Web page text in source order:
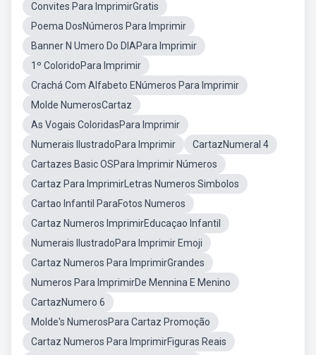
Convites Para ImprimirGratis
Poema DosNúmeros Para Imprimir
Banner N Umero Do DIAPara Imprimir
1º ColoridoPara Imprimir
Crachá Com Alfabeto ENúmeros Para Imprimir
Molde NumerosCartaz
As Vogais ColoridasPara Imprimir
Numerais IlustradoPara Imprimir
CartazNumeral 4
Cartazes Basic OSPara Imprimir Números
Cartaz Para ImprimirLetras Numeros Simbolos
Cartao Infantil ParaFotos Numeros
Cartaz Numeros ImprimirEducaçao Infantil
Numerais IlustradoPara Imprimir Emoji
Cartaz Numeros Para ImprimirGrandes
Numeros Para ImprimirDe Mennina E Menino
CartazNumero 6
Molde's NumerosPara Cartaz Promoção
Cartaz Numeros Para ImprimirFiguras Reais